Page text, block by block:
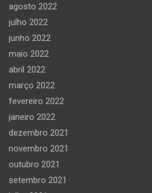
agosto 2022
julho 2022
junho 2022
maio 2022
abril 2022
março 2022
fevereiro 2022
janeiro 2022
dezembro 2021
novembro 2021
outubro 2021
setembro 2021